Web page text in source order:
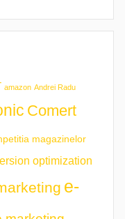
amazon Andrei Radu
Comert
magazinelor
optimization
e-